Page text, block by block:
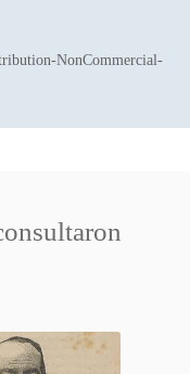
NonCommercial-